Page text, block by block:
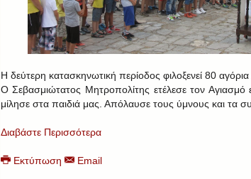
Η δεύτερη κατασκηνωτική περίοδος φιλοξενεί 80 αγόρια
Ο Σεβασμιώτατος Μητροπολίτης ετέλεσε τον Αγιασμό
μίλησε στα παιδιά μας. Απόλαυσε τους ύμνους και τα
Διαβάστε Περισσότερα
Εκτύπωση Email